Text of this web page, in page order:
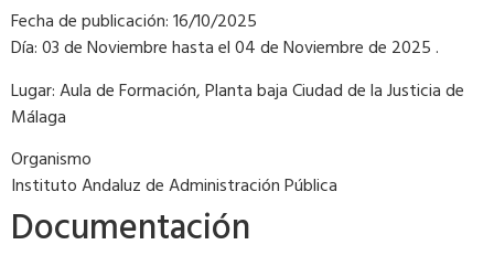
Fecha de publicación: 16/10/2025
Día: 03 de Noviembre hasta el 04 de Noviembre de 2025 .
Lugar: Aula de Formación, Planta baja Ciudad de la Justicia de
Málaga
Organismo
Instituto Andaluz de Administración Pública
Documentación